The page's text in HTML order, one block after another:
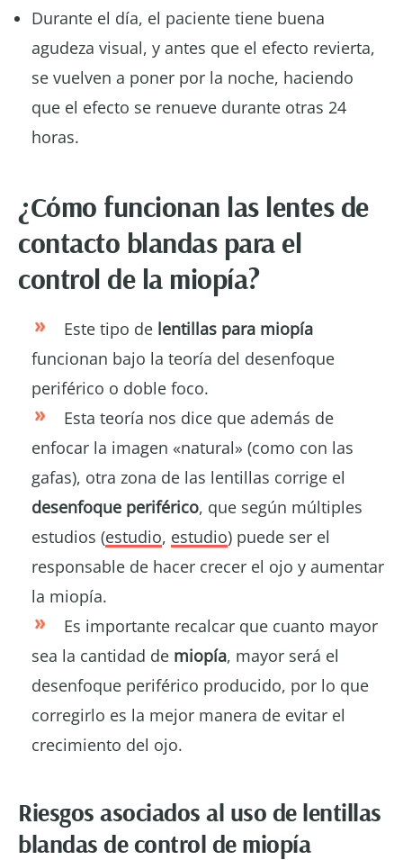
Durante el día, el paciente tiene buena
agudeza visual, y antes que el efecto revierta,
se vuelven a poner por la noche, haciendo
que el efecto se renueve durante otras 24
horas.
¿Cómo funcionan las lentes de
contacto blandas para el
control de la miopía?
Este tipo de lentillas para miopía
funcionan bajo la teoría del desenfoque
periférico o doble foco.
Esta teoría nos dice que además de
enfocar la imagen «natural» (como con las
gafas), otra zona de las lentillas corrige el
desenfoque periférico, que según múltiples
estudios (estudio, estudio) puede ser el
responsable de hacer crecer el ojo y aumentar
la miopía.
Es importante recalcar que cuanto mayor
sea la cantidad de miopía, mayor será el
desenfoque periférico producido, por lo que
corregirlo es la mejor manera de evitar el
crecimiento del ojo.
Riesgos asociados al uso de lentillas
blandas de control de miopía